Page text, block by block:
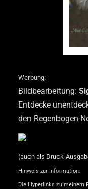
Werbung:
Bildbearbeitung:
Entdecke
den Regenbogen-
(auch als Druck-
Hinweis zur Information:
Die Hyperlinks zu meinem